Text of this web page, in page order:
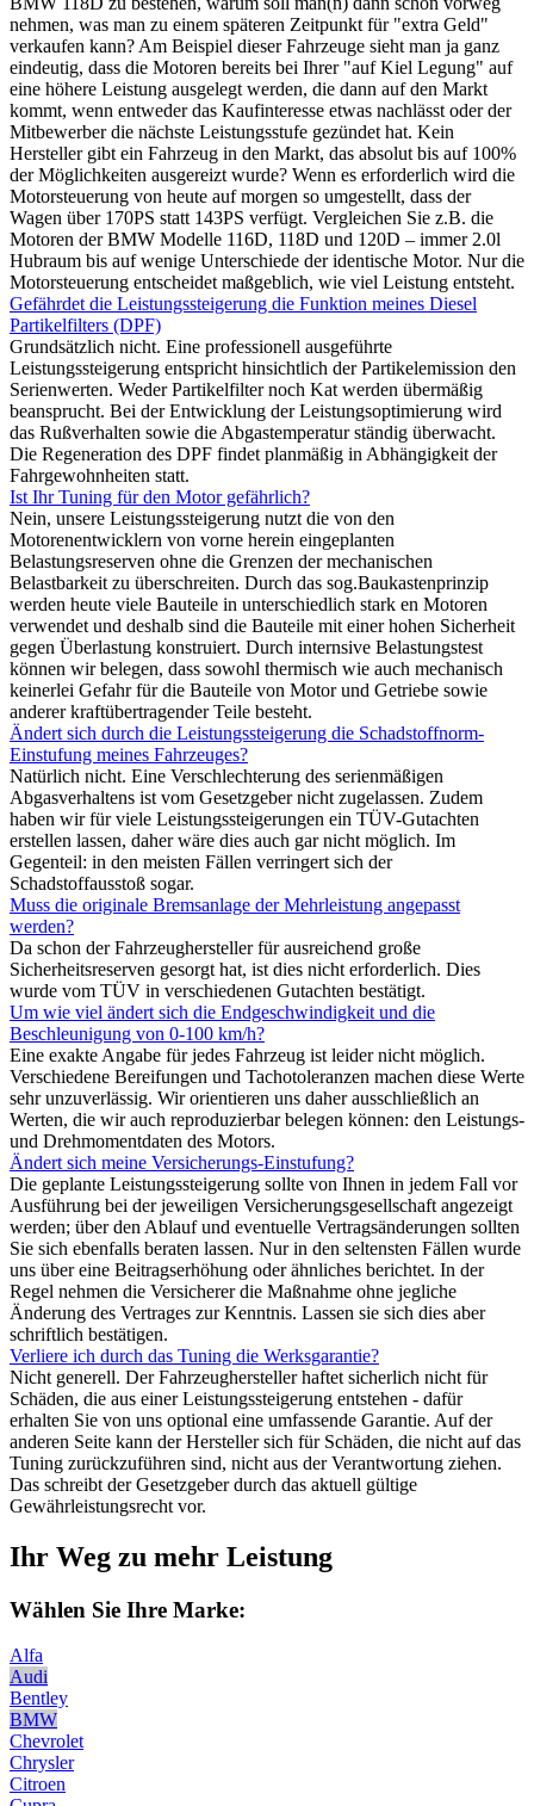
nehmen, was man zu einem späteren Zeitpunkt für "extra Geld"
verkaufen kann? Am Beispiel dieser Fahrzeuge sieht man ja ganz
eindeutig, dass die Motoren bereits bei Ihrer "auf Kiel Legung" auf
eine höhere Leistung ausgelegt werden, die dann auf den Markt
kommt, wenn entweder das Kaufinteresse etwas nachlässt oder der
Mitbewerber die nächste Leistungsstufe gezündet hat. Kein
Hersteller gibt ein Fahrzeug in den Markt, das absolut bis auf 100%
der Möglichkeiten ausgereizt wurde? Wenn es erforderlich wird die
Motorsteuerung von heute auf morgen so umgestellt, dass der
Wagen über 170PS statt 143PS verfügt. Vergleichen Sie z.B. die
Motoren der BMW Modelle 116D, 118D und 120D – immer 2.0l
Hubraum bis auf wenige Unterschiede der identische Motor. Nur die
Motorsteuerung entscheidet maßgeblich, wie viel Leistung entsteht.
Gefährdet die Leistungssteigerung die Funktion meines Diesel
Partikelfilters (DPF)
Grundsätzlich nicht. Eine professionell ausgeführte
Leistungssteigerung entspricht hinsichtlich der Partikelemission den
Serienwerten. Weder Partikelfilter noch Kat werden übermäßig
beansprucht. Bei der Entwicklung der Leistungsoptimierung wird
das Rußverhalten sowie die Abgastemperatur ständig überwacht.
Die Regeneration des DPF findet planmäßig in Abhängigkeit der
Fahrgewohnheiten statt.
Ist Ihr Tuning für den Motor gefährlich?
Nein, unsere Leistungssteigerung nutzt die von den
Motorenentwicklern von vorne herein eingeplanten
Belastungsreserven ohne die Grenzen der mechanischen
Belastbarkeit zu überschreiten. Durch das sog.Baukastenprinzip
werden heute viele Bauteile in unterschiedlich stark en Motoren
verwendet und deshalb sind die Bauteile mit einer hohen Sicherheit
gegen Überlastung konstruiert. Durch internsive Belastungstest
können wir belegen, dass sowohl thermisch wie auch mechanisch
keinerlei Gefahr für die Bauteile von Motor und Getriebe sowie
anderer kraftübertragender Teile besteht.
Ändert sich durch die Leistungssteigerung die Schadstoffnorm-
Einstufung meines Fahrzeuges?
Natürlich nicht. Eine Verschlechterung des serienmäßigen
Abgasverhaltens ist vom Gesetzgeber nicht zugelassen. Zudem
haben wir für viele Leistungssteigerungen ein TÜV-Gutachten
erstellen lassen, daher wäre dies auch gar nicht möglich. Im
Gegenteil: in den meisten Fällen verringert sich der
Schadstoffausstoß sogar.
Muss die originale Bremsanlage der Mehrleistung angepasst
werden?
Da schon der Fahrzeughersteller für ausreichend große
Sicherheitsreserven gesorgt hat, ist dies nicht erforderlich. Dies
wurde vom TÜV in verschiedenen Gutachten bestätigt.
Um wie viel ändert sich die Endgeschwindigkeit und die
Beschleunigung von 0-100 km/h?
Eine exakte Angabe für jedes Fahrzeug ist leider nicht möglich.
Verschiedene Bereifungen und Tachotoleranzen machen diese Werte
sehr unzuverlässig. Wir orientieren uns daher ausschließlich an
Werten, die wir auch reproduzierbar belegen können: den Leistungs-
und Drehmomentdaten des Motors.
Ändert sich meine Versicherungs-Einstufung?
Die geplante Leistungssteigerung sollte von Ihnen in jedem Fall vor
Ausführung bei der jeweiligen Versicherungsgesellschaft angezeigt
werden; über den Ablauf und eventuelle Vertragsänderungen sollten
Sie sich ebenfalls beraten lassen. Nur in den seltensten Fällen wurde
uns über eine Beitragserhöhung oder ähnliches berichtet. In der
Regel nehmen die Versicherer die Maßnahme ohne jegliche
Änderung des Vertrages zur Kenntnis. Lassen sie sich dies aber
schriftlich bestätigen.
Verliere ich durch das Tuning die Werksgarantie?
Nicht generell. Der Fahrzeughersteller haftet sicherlich nicht für
Schäden, die aus einer Leistungssteigerung entstehen - dafür
erhalten Sie von uns optional eine umfassende Garantie. Auf der
anderen Seite kann der Hersteller sich für Schäden, die nicht auf das
Tuning zurückzuführen sind, nicht aus der Verantwortung ziehen.
Das schreibt der Gesetzgeber durch das aktuell gültige
Gewährleistungsrecht vor.
Ihr Weg zu mehr Leistung
Wählen Sie Ihre Marke:
Alfa
Audi
Bentley
BMW
Chevrolet
Chrysler
Citroen